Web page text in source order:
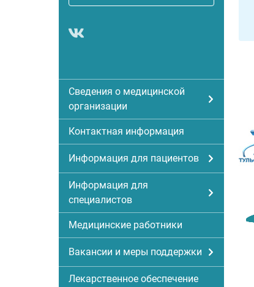
Сведения о медицинской
организации
Контактная информация
Информация для пациентов
Информация для
специалистов
Медицинские работники
Вакансии и меры поддержки
Лекарственное обеспечение